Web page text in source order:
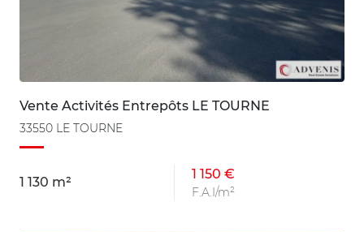
Vente Activités Entrepôts LE TOURNE
33550 LE TOURNE
1 130 m²
1 150 €
F.A.I/m²